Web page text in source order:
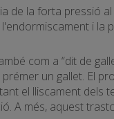
de la forta pressió
i la
com a “dit de
un gallet. El
el lliscament dels
A més, aquest